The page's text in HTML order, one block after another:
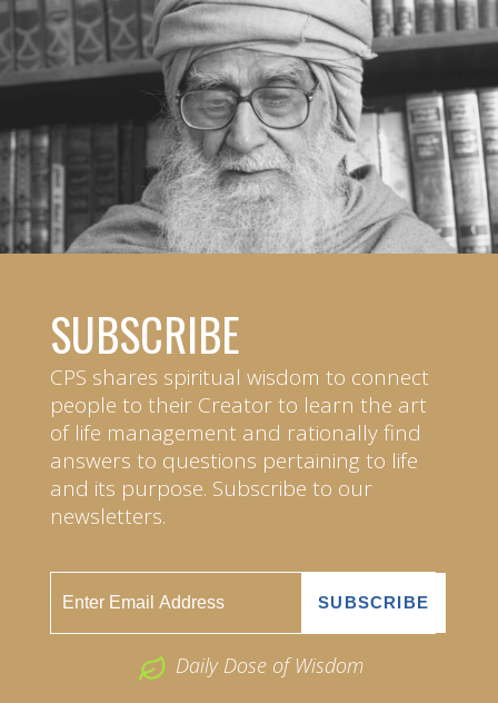
SUBSCRIBE
CPS shares spiritual wisdom to connect
people to their Creator to learn the art
of life management and rationally find
answers to questions pertaining to life
and its purpose. Subscribe to our
newsletters.
Daily Dose of Wisdom